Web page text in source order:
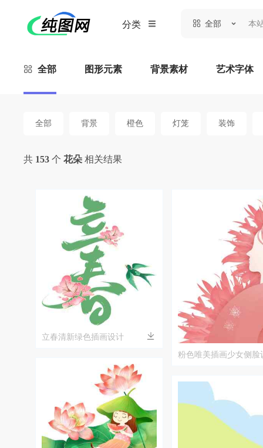
分类 全部
全部 图形元素 背景素材 艺术字体
全部 背景 橙色 灯笼 装饰
共 153 个 花朵 相关结果
立春清新绿色插画设计
粉色唯美插画少女侧脸